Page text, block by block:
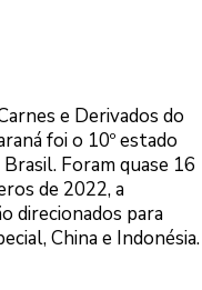
e Derivados do
foi o 10º estado
Foram quase 16
de 2022, a
direcionados para
China e Indonésia.